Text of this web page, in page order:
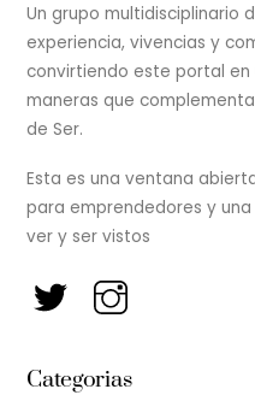
Un grupo multidisciplinario
experiencia, vivencias y
convirtiendo este portal
maneras que
de Ser.
Esta es una ventana
para emprendedores y
ver y ser vistos
Categorias